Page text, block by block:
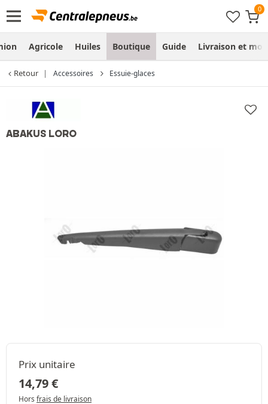
Agricole Huiles Boutique Guide Livraison et
Retour Accessoires Essuie-glaces
ABAKUS LORO
Prix unitaire
14,79€
Hors frais de livraison